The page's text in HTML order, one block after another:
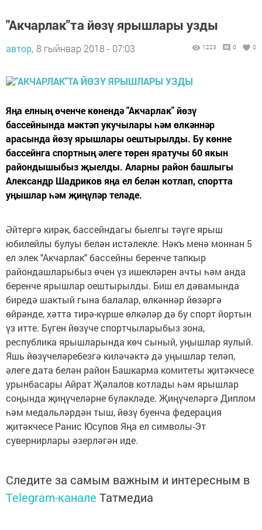
"Акчарлак"та йөзү ярышлары узды
автор, 8 гыйнвар 2018 - 07:03 1223 0 0
Яңа елның өченче көнендә "Акчарлак" йөзү
бассейнында мәктәп укучылары һәм өлкәннәр
арасында йөзү ярышлары оештырылды. Бу көнне
бассейнга спортның әлеге төрен яратучы 60 якын
райондышыбыз җыелды. Аларны район башлыгы
Александр Шадриков яңа ел белән котлап, спортта
уңышлар һәм җиңүләр теләде.
Әйтергә кирәк, бассейндагы быелгы тәүге ярыш
юбилейлы булуы белән истәлекле. Нәкъ менә моннан 5
ел элек "Акчарлак" бассейны беренче тапкыр
райондашларыбыз өчен үз ишекләрен ачты һәм анда
беренче ярышлар оештырылды. Биш ел дәвамында
биредә шактый гына балалар, өлкәннәр йөзәргә
өйрәнде, хәтта тирә-күрше өлкәләр дә бу спорт йортын
үз итте. Бүген йөзүче спортчыларыбыз зона,
республика ярышларында көч сыный, уңышлар яулый.
Яшь йөзүчеләребезгә киләчәктә дә уңышлар теләп,
әлеге дата белән район Башкарма комитеты җитәкчесе
урынбасары Айрат Җәлалов котлады һәм ярышлар
соңында җиңүчеләрне бүләкләде. Җиңүчеләргә Диплом
һәм медальләрдән тыш, йөзү буенча федерация
җитәкчесе Ранис Юсупов Яңа ел символы-Эт
сувернирлары әзерләгән иде.
Следите за самым важным и интересным в
Telegram-канале Татмедиа